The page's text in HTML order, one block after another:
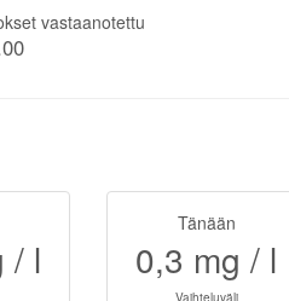
vastaanotettu
/ l
Tänään
0,3 mg / l
Vaihteluväli